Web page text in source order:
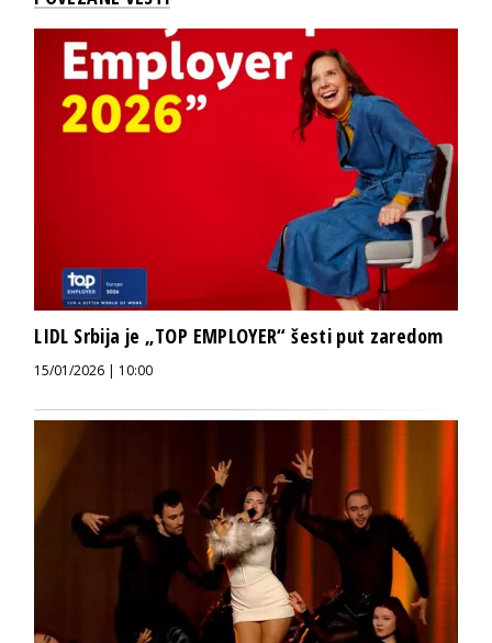
LIDL Srbija je „TOP EMPLOYER“ šesti put zaredom
15/01/2026 | 10:00